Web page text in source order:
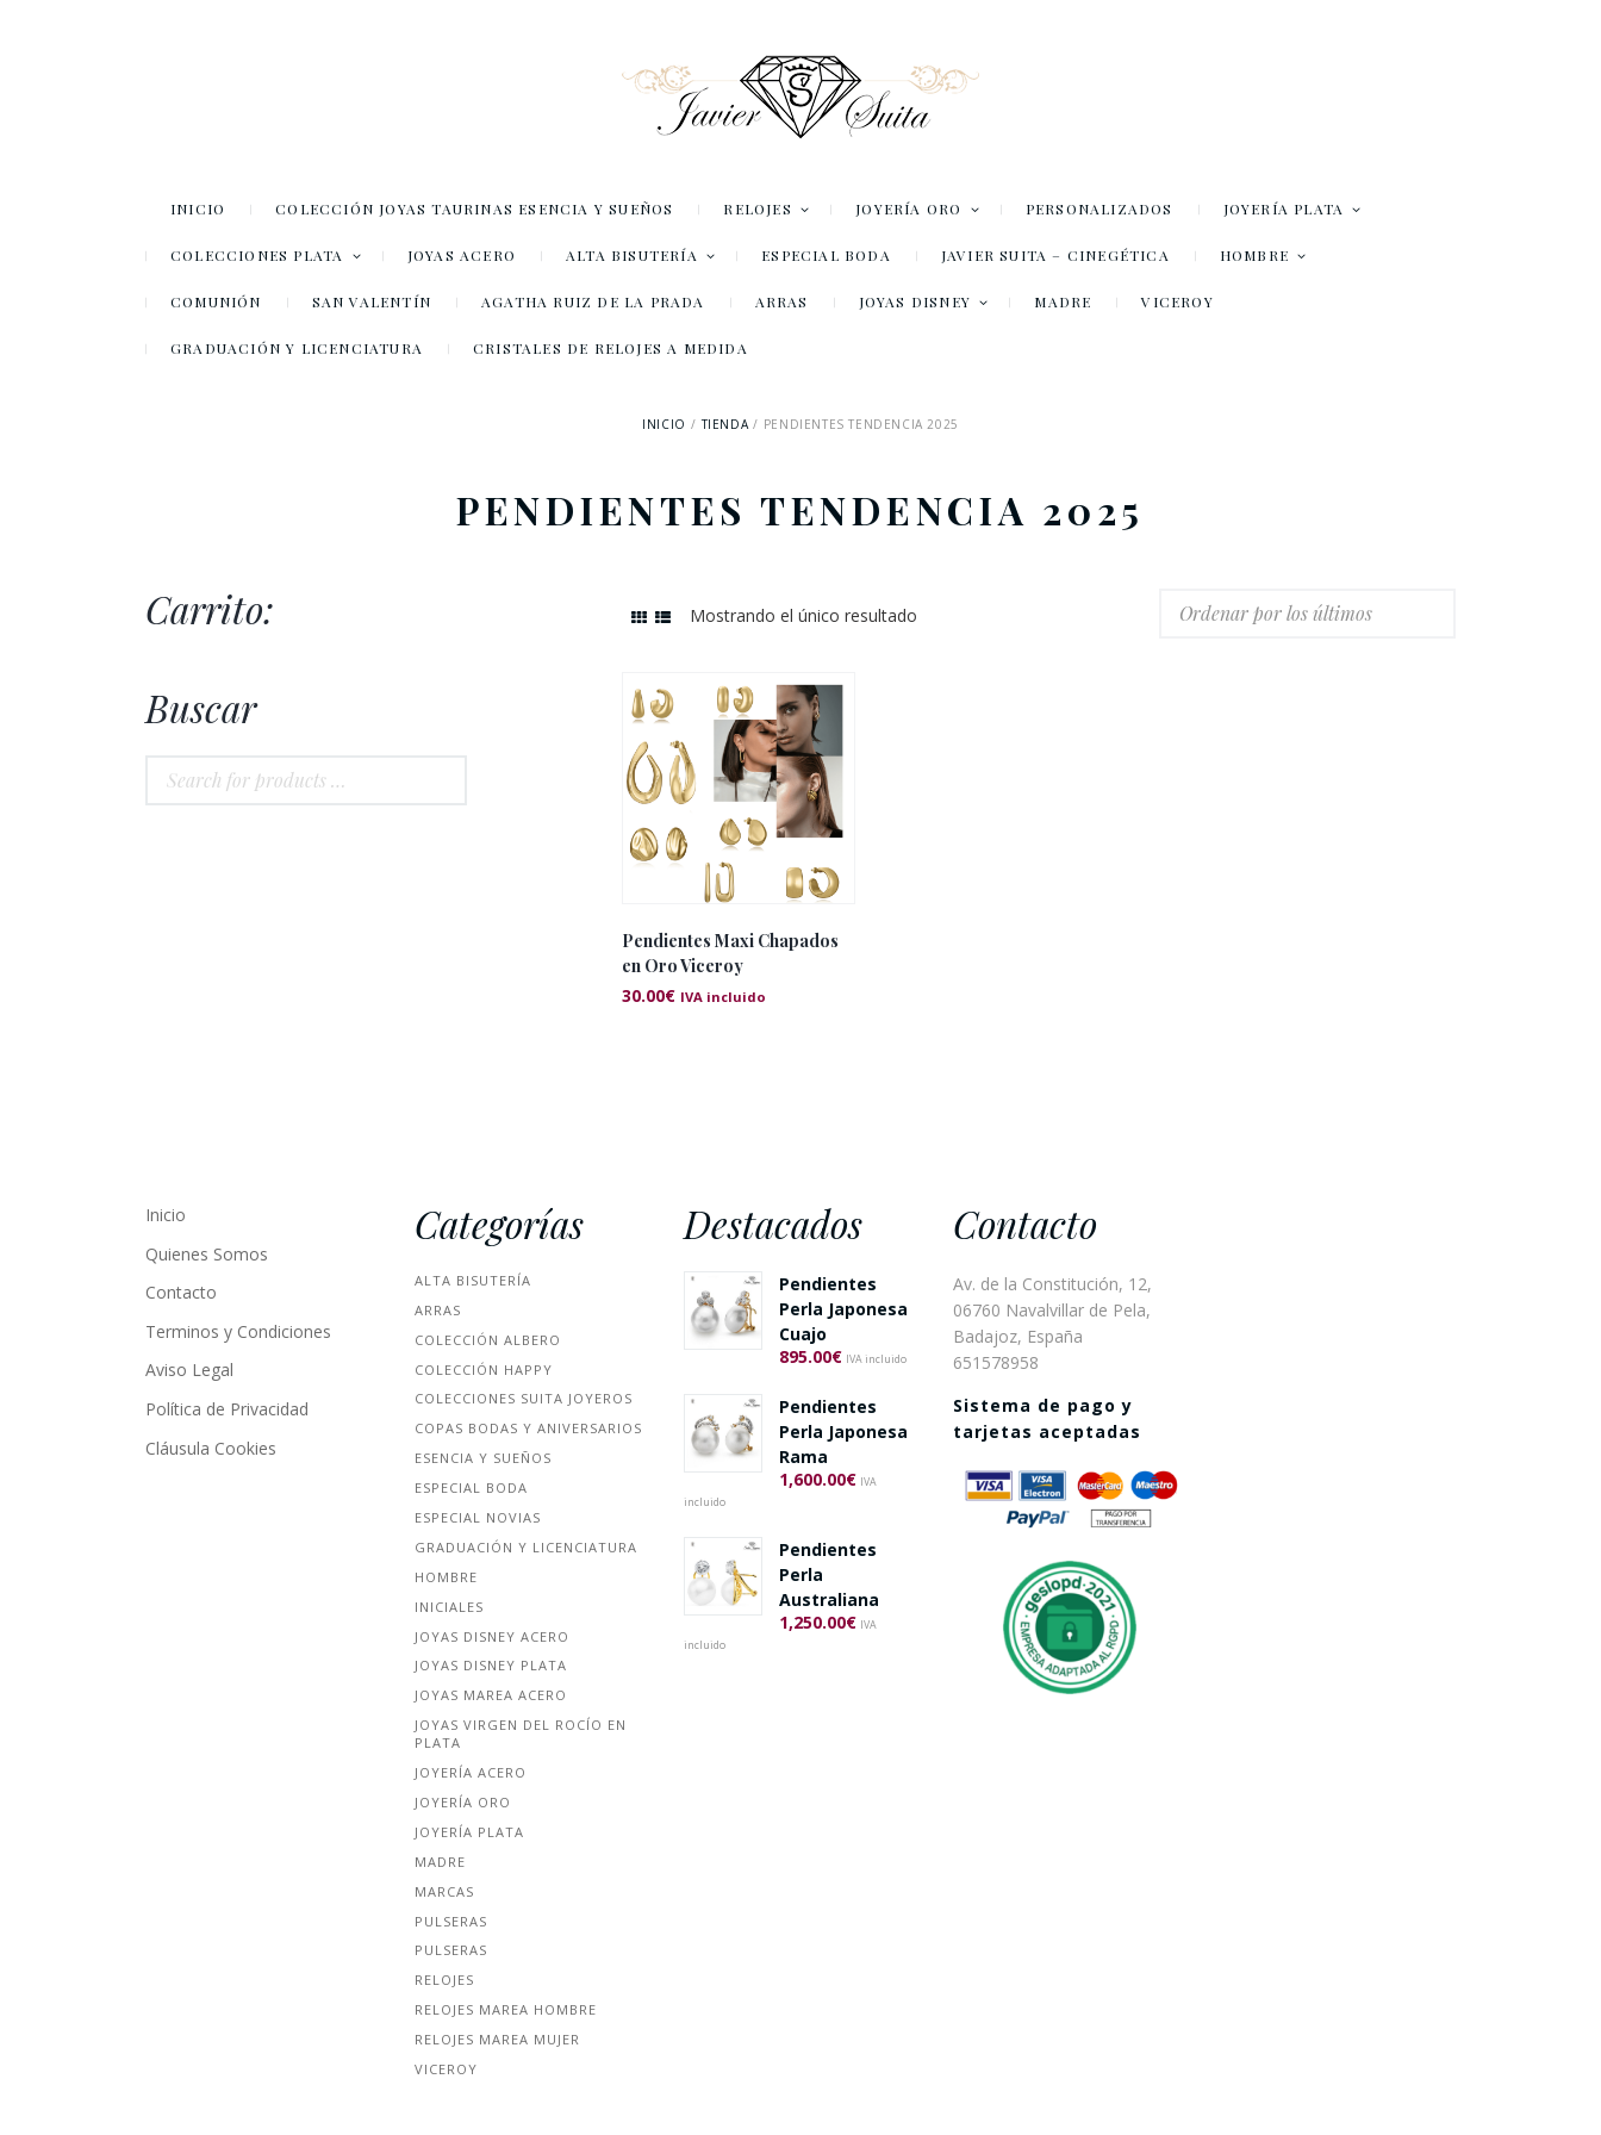
INICIO COLECCIÓN JOYAS TAURINAS ESENCIA Y SUEÑOS RELOJES JOYERÍA ORO PERSONALIZADOS JOYERÍA PLATA
COLECCIONES PLATA JOYAS ACERO ALTA BISUTERÍA ESPECIAL BODA JAVIER SUITA – CINEGÉTICA HOMBRE
COMUNIÓN SAN VALENTÍN AGATHA RUIZ DE LA PRADA ARRAS JOYAS DISNEY MADRE VICEROY
GRADUACIÓN Y LICENCIATURA CRISTALES DE RELOJES A MEDIDA
INICIO TIENDA PENDIENTES TENDENCIA 2025
PENDIENTES TENDENCIA 2025
Mostrando el único resultado
Pendientes Maxi Chapados
en Oro Viceroy
30.00€ IVA incluido
Carrito:
Buscar
Inicio
Quienes Somos
Contacto
Terminos y Condiciones
Aviso Legal
Política de Privacidad
Cláusula Cookies
Categorías
ALTA BISUTERÍA
ARRAS
COLECCIÓN ALBERO
COLECCIÓN HAPPY
COLECCIONES SUITA JOYEROS
COPAS BODAS Y ANIVERSARIOS
ESENCIA Y SUEÑOS
ESPECIAL BODA
ESPECIAL NOVIAS
GRADUACIÓN Y LICENCIATURA
HOMBRE
INICIALES
JOYAS DISNEY ACERO
JOYAS DISNEY PLATA
JOYAS MAREA ACERO
JOYAS VIRGEN DEL ROCÍO EN
PLATA
JOYERÍA ACERO
JOYERÍA ORO
JOYERÍA PLATA
MADRE
MARCAS
PULSERAS
PULSERAS
RELOJES
RELOJES MAREA HOMBRE
RELOJES MAREA MUJER
VICEROY
Destacados
Pendientes
Perla Japonesa
Cuajo
895.00€ IVA incluido
Pendientes
Perla Japonesa
Rama
1,600.00€ IVA
incluido
Pendientes
Perla
Australiana
1,250.00€ IVA
incluido
Contacto
Av. de la Constitución, 12,
06760 Navalvillar de Pela,
Badajoz, España
651578958
Sistema de pago y
tarjetas aceptadas